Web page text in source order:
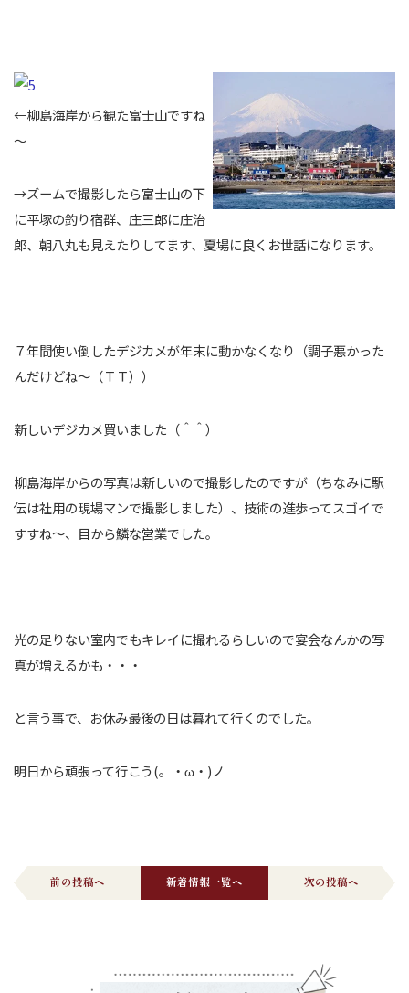
←柳島海岸から観た富士山ですね
～
→ズームで撮影したら富士山の下
に平塚の釣り宿群、庄三郎に庄治
郎、朝八丸も見えたりしてます、夏場に良くお世話になります。
７年間使い倒したデジカメが年末に動かなくなり（調子悪かった
んだけどね～（ＴＴ））
新しいデジカメ買いました（＾＾）
柳島海岸からの写真は新しいので撮影したのですが（ちなみに駅
伝は社用の現場マンで撮影しました）、技術の進歩ってスゴイで
すすね～、目から鱗な営業でした。
光の足りない室内でもキレイに撮れるらしいので宴会なんかの写
真が増えるかも・・・
と言う事で、お休み最後の日は暮れて行くのでした。
明日から頑張って行こう(。・ω・)ノ
前の投稿へ 新着情報一覧へ 次の投稿へ